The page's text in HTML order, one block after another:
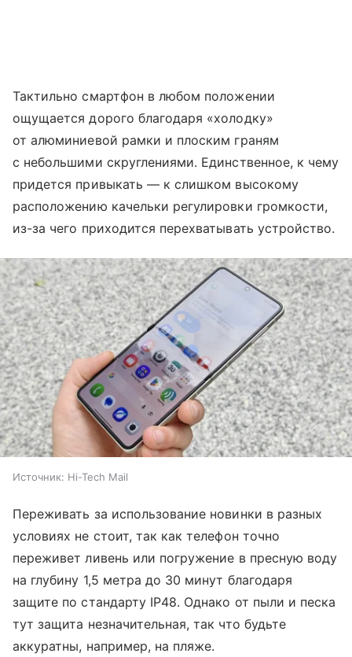
Тактильно смартфон в любом положении
ощущается дорого благодаря «холодку»
от алюминиевой рамки и плоским граням
с небольшими скруглениями. Единственное, к чему
придется привыкать — к слишком высокому
расположению качельки регулировки громкости,
из-за чего приходится перехватывать устройство.
Источник: Hi-Tech Mail
Переживать за использование новинки в разных
условиях не стоит, так как телефон точно
переживет ливень или погружение в пресную воду
на глубину 1,5 метра до 30 минут благодаря
защите по стандарту IP48. Однако от пыли и песка
тут защита незначительная, так что будьте
аккуратны, например, на пляже.